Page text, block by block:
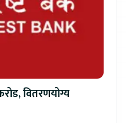
वितरणयोग्य